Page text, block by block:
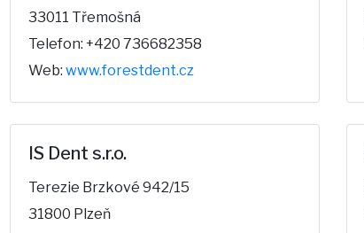
33011 Třemošná
Telefon: +420 736682358
Web: www.forestdent.cz
IS Dent s.r.o.
Terezie Brzkové 942/15
31800 Plzeň